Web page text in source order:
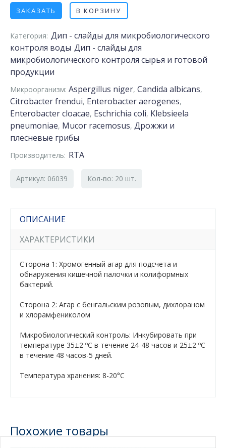
ЗАКАЗАТЬ В КОРЗИНУ
Категория: Дип - слайды для микробиологического
контроля воды Дип - слайды для
микробиологического контроля сырья и готовой
продукции
Микроорганизм: Aspergillus niger, Candida albicans,
Citrobacter frendui, Enterobacter aerogenes,
Enterobacter cloacae, Eschrichia coli, Klebsieela
pneumoniae, Mucor racemosus, Дрожжи и
плесневые грибы
Производитель: RTA
Артикул: 06039 Кол-во: 20 шт.
ОПИСАНИЕ
ХАРАКТЕРИСТИКИ
Сторона 1: Хромогенный агар для подсчета и
обнаружения кишечной палочки и колиформных
бактерий.
Сторона 2: Агар с бенгальским розовым, дихлораном
и хлорамфениколом
Микробиологический контроль: Инкубировать при
температуре 35±2 ºC в течение 24-48 часов и 25±2 ºC
в течение 48 часов-5 дней.
Tемпература хранения: 8-20°С
Похожие товары